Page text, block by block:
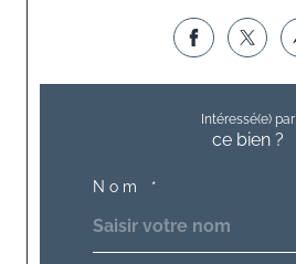
Intéressé(e) par
ce bien ?
Nom *